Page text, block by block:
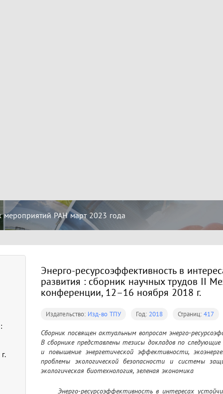
РАН март 2023 года
Энерго-ресурсоэффективность в
развития : сборник научных трудов II
конференции, 12–16 ноября 2018 г.
Издательство: Изд-во ТПУ Год: 2018 Страниц: 417
Сборник посвящен актуальным вопросам энерго-
В сборнике представлены тезисы докладов по следующие
и повышение энергетической эффективности,
проблемы экологической безопасности и системы
экологическая биотехнология, зеленая экономика